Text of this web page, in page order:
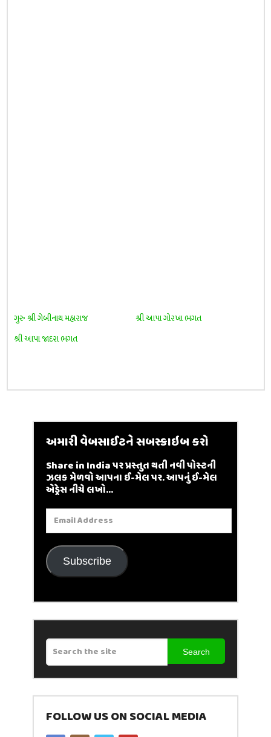
ગુરુ શ્રી ગેબીનાથ મહારાજ
શ્રી આપા ગોરખા ભગત
શ્રી આપા જાદરા ભગત
અમારી વેબસાઈટને સબસ્ક્રાઇબ કરો
Share in India પર પ્રસ્તુત થતી નવી પોસ્ટની
ઝલક મેળવો આપના ઈ-મેલ પર. આપનું ઈ-મેલ
એડ્રેસ નીચે લખો...
Email
Address
Subscribe
Search
FOLLOW US ON SOCIAL MEDIA